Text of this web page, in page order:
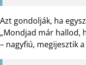
Azt gondolják, ha
„Mondjad már hallod,
– nagyfiú, megijesztik